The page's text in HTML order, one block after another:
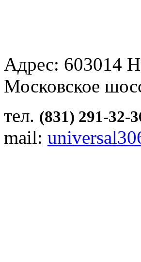
Адрес: 603014
Московское
тел. (831) 291-32-
mail: